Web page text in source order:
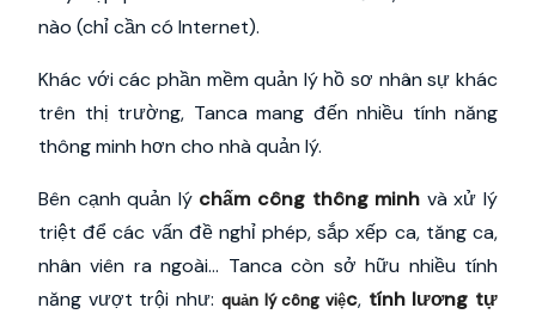
nào (chỉ cần có Internet).
Khác với các phần mềm quản lý hồ sơ nhân sự khác
trên thị trường, Tanca mang đến nhiều tính năng
thông minh hơn cho nhà quản lý.
Bên cạnh quản lý chấm công thông minh và xử lý
triệt để các vấn đề nghỉ phép, sắp xếp ca, tăng ca,
nhân viên ra ngoài… Tanca còn sở hữu nhiều tính
năng vượt trội như: quản lý công việc, tính lương tự